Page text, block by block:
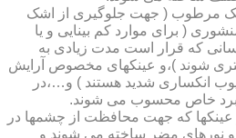
مرطوب ( جهت جلوگیری از اشک
( برای موارد کم بینایی و یا
که قرار است مدت زیادی به
شوند )،و عینکهای مخصوص آرایش
انکساری شدید هستند ) و…،در
خاص محسوب می شوند.
عینکها که جهت محافظت از چشمها در
و نورهای مضر ساخته می شوند و